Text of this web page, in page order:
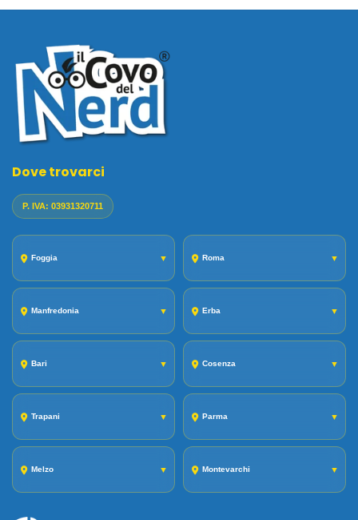
Dove trovarci
P. IVA: 03931320711
Foggia ▼ Roma ▼
Manfredonia ▼ Erba ▼
Bari ▼ Cosenza ▼
Trapani ▼ Parma ▼
Melzo ▼ Montevarchi ▼